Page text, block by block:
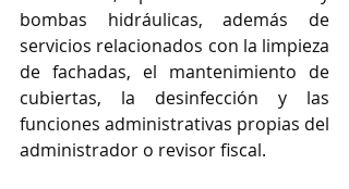
bombas hidráulicas, además de
servicios relacionados con la limpieza
de fachadas, el mantenimiento de
cubiertas, la desinfección y las
funciones administrativas propias del
administrador o revisor fiscal.